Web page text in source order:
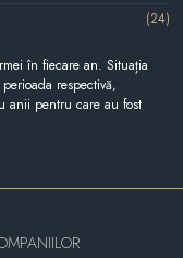
(24)
în fiecare an. Situația
respectivă,
anii pentru care au fost